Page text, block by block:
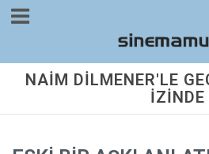
NAİM DİLMENER'LE
İZİNDE